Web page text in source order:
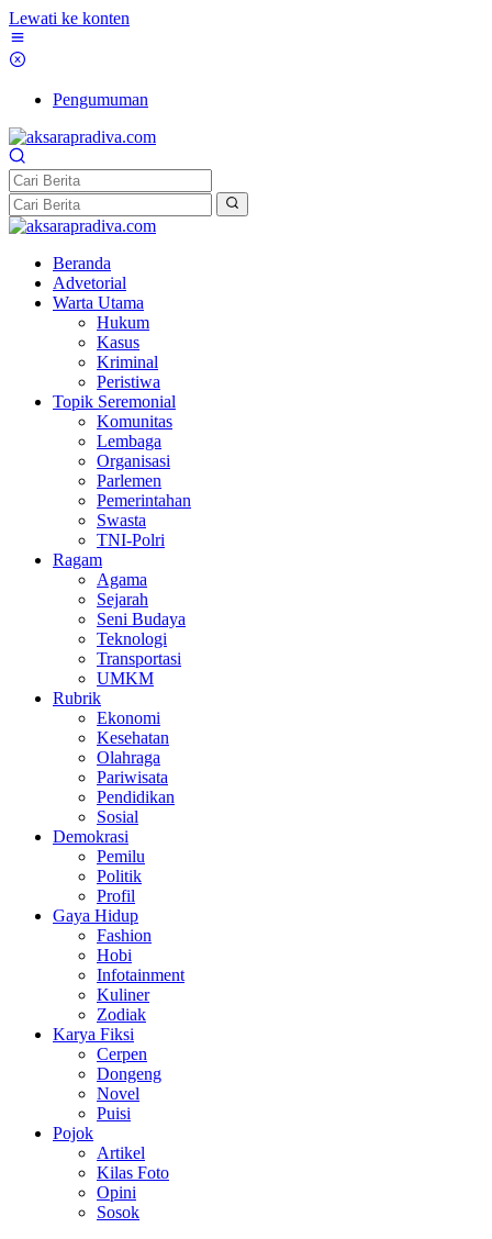
Lewati ke konten
Pengumuman
Beranda
Advetorial
Warta Utama
Hukum
Kasus
Kriminal
Peristiwa
Topik Seremonial
Komunitas
Lembaga
Organisasi
Parlemen
Pemerintahan
Swasta
TNI-Polri
Ragam
Agama
Sejarah
Seni Budaya
Teknologi
Transportasi
UMKM
Rubrik
Ekonomi
Kesehatan
Olahraga
Pariwisata
Pendidikan
Sosial
Demokrasi
Pemilu
Politik
Profil
Gaya Hidup
Fashion
Hobi
Infotainment
Kuliner
Zodiak
Karya Fiksi
Cerpen
Dongeng
Novel
Puisi
Pojok
Artikel
Kilas Foto
Opini
Sosok